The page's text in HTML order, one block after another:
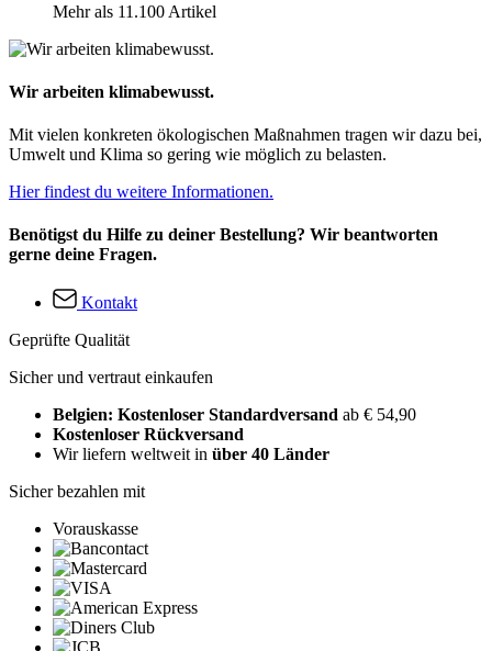
Mehr als 11.100 Artikel
Wir arbeiten klimabewusst.
Mit vielen konkreten ökologischen Maßnahmen tragen wir dazu bei,
Umwelt und Klima so gering wie möglich zu belasten.
Hier findest du weitere Informationen.
Benötigst du Hilfe zu deiner Bestellung? Wir beantworten
gerne deine Fragen.
Kontakt
Geprüfte Qualität
Sicher und vertraut einkaufen
Belgien: Kostenloser Standardversand ab € 54,90
Kostenloser Rückversand
Wir liefern weltweit in über 40 Länder
Sicher bezahlen mit
Vorauskasse